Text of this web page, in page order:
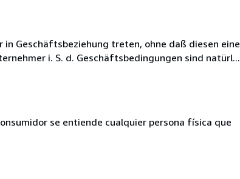
Geschäftsbeziehung treten, ohne daß diesen eine
i. S. d. Geschäftsbedingungen sind natürl...
se entiende cualquier persona física que